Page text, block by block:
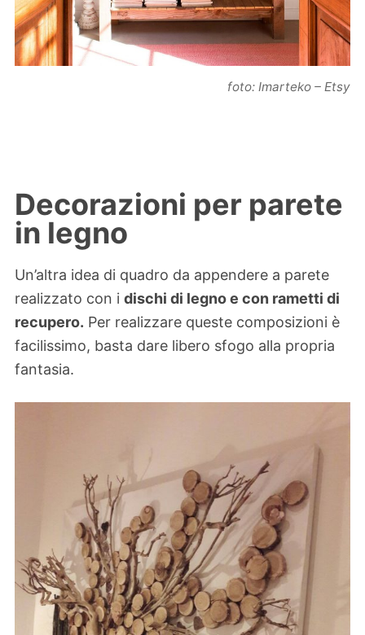
foto: Imarteko – Etsy
Decorazioni per parete
in legno
Un’altra idea di quadro da appendere a parete
realizzato con i dischi di legno e con rametti di
recupero. Per realizzare queste composizioni è
facilissimo, basta dare libero sfogo alla propria
fantasia.